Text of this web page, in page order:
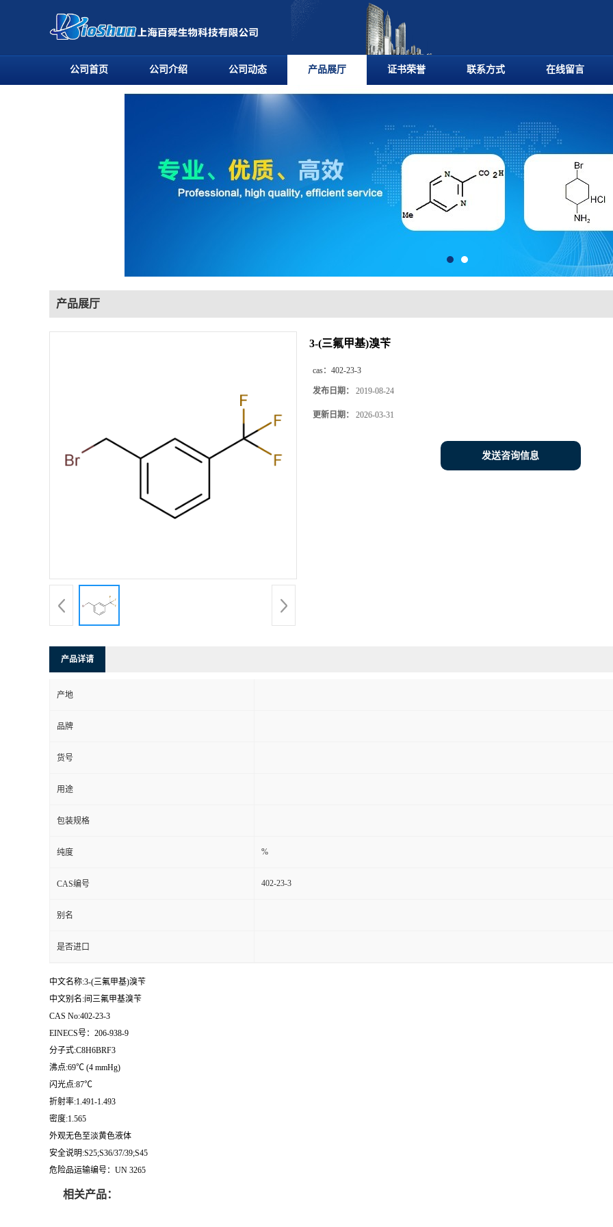
公司首页 公司介绍 公司动态 产品展厅 证书荣誉 联系方式 在线留言
产品展厅
3-(三氟甲基)溴苄
cas： 402-23-3
发布日期： 2019-08-24
更新日期： 2026-03-31
发送咨询信息
产品详请
产地
品牌
货号
用途
包装规格
纯度 %
CAS编号 402-23-3
别名
是否进口
中文名称:3-(三氟甲基)溴苄
中文别名:间三氟甲基溴苄
CAS No:402-23-3
EINECS号：206-938-9
分子式:C8H6BRF3
沸点:69℃ (4 mmHg)
闪光点:87℃
折射率:1.491-1.493
密度:1.565
外观无色至淡黄色液体
安全说明:S25;S36/37/39;S45
危险品运输编号：UN 3265
相关产品：